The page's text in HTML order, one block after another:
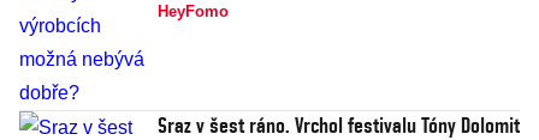
HeyFomo
Sraz v šest ráno. Vrchol festivalu Tóny Dolomit